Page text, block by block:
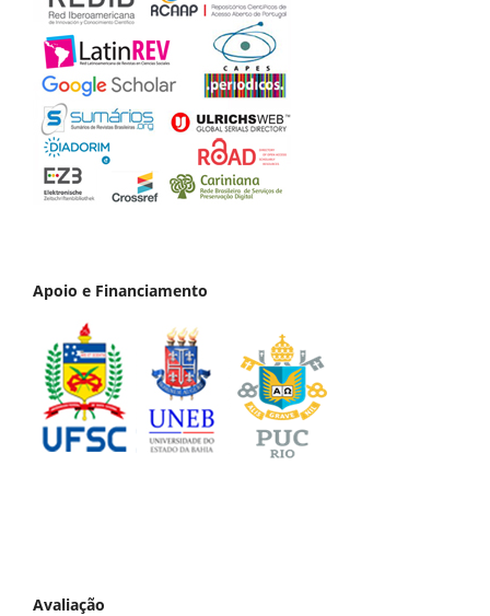
Apoio e Financiamento
Avaliação